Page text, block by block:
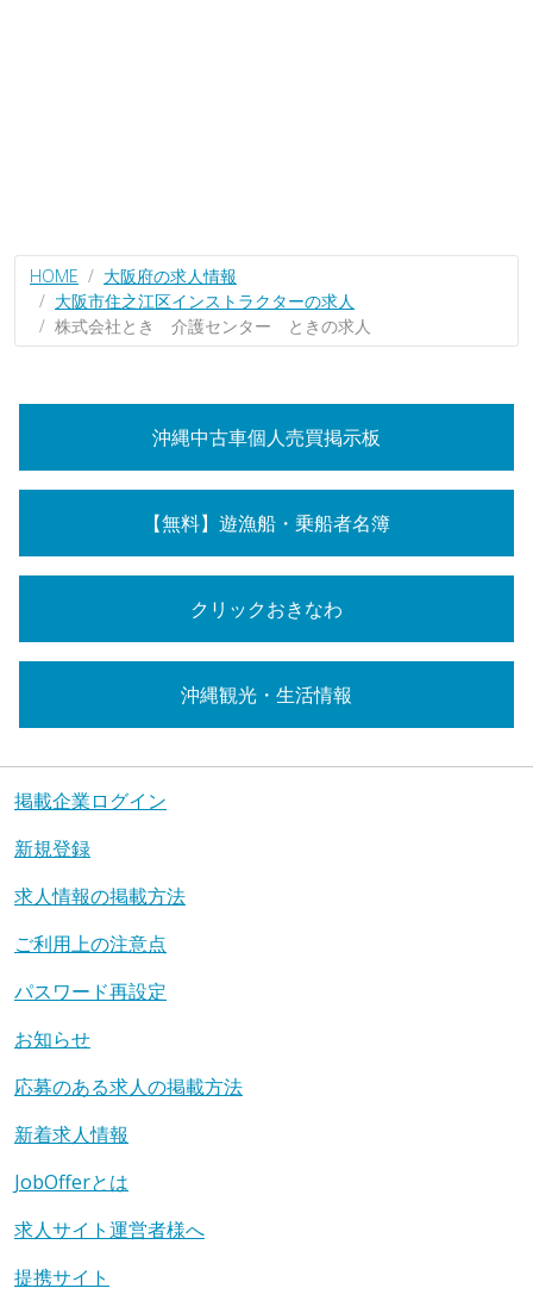
HOME
大阪府の求人情報
大阪市住之江区インストラクターの求人
株式会社とき 介護センター ときの求人
沖縄中古車個人売買掲示板
【無料】遊漁船・乗船者名簿
クリックおきなわ
沖縄観光・生活情報
掲載企業ログイン
新規登録
求人情報の掲載方法
ご利用上の注意点
パスワード再設定
お知らせ
応募のある求人の掲載方法
新着求人情報
JobOfferとは
求人サイト運営者様へ
提携サイト